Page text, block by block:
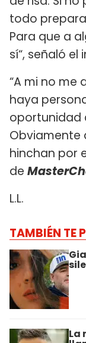
todo
Para que a
sí“, señaló
“A mi no me
haya
oportunidad
Obviamente
hinchan por
de
L.L.
TAMBIÉN TE
La